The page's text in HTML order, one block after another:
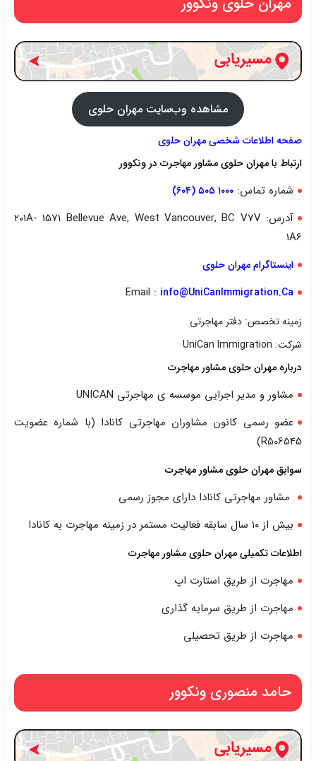
مشاهده وب‌سایت مهران حلوی
صفحه اطلاعات شخصی مهران حلوی
ارتباط با مهران حلوی مشاور مهاجرت در ونکوور
شماره تماس:۱۰۰۰ ۵۰۵ (۶۰۴)
آدرس: ۲۰۱A- 1571 Bellevue Ave, West Vancouver, BC V7V
1A6
اینستاگرام مهران حلوی
Email :info@UniCanImmigration.Ca
زمینه تخصص: دفتر مهاجرتی
شرکت: UniCan Immigration
درباره مهران حلوی مشاور مهاجرت
مشاور و مدیر اجرایی موسسه ی مهاجرتی UNICAN
عضو رسمی کانون مشاوران مهاجرتی کانادا (با شماره عضویت
R506545)
سوابق مهران حلوی مشاور مهاجرت
مشاور مهاجرتی کانادا دارای مجوز رسمی
بیش از ۱۰ سال سابقه فعالیت مستمر در زمینه مهاجرت به کانادا
اطلاعات تکمیلی مهران حلوی مشاور مهاجرت
مهاجرت از طریق استارت اپ
مهاجرت از طریق سرمایه گذاری
مهاجرت از طریق تحصیلی
حامد منصوری ونکوور